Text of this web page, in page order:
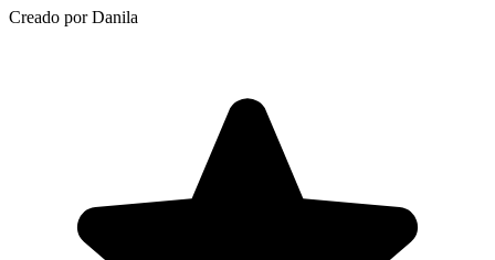
Creado por Danila